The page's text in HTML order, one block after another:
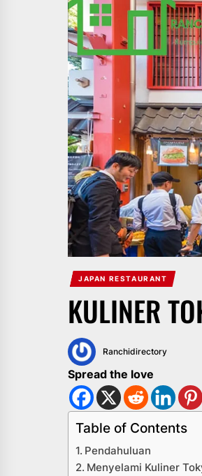
JAPAN RESTAURANT
KULINER
Ranchidirectory
Spread the love
Table of Contents
Pendahuluan
Menyelami Kuliner